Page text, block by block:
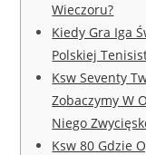
Wieczoru?
Kiedy Gra Iga
Polskiej
Ksw Seventy
Zobaczymy W
Niego
Ksw 80 Gdzie